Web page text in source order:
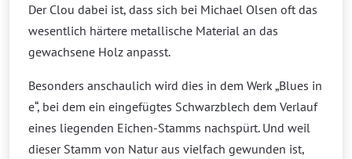
Der Clou dabei ist, dass sich bei Michael Olsen oft das
wesentlich härtere metallische Material an das
gewachsene Holz anpasst.
Besonders anschaulich wird dies in dem Werk „Blues in
e“, bei dem ein eingefügtes Schwarzblech dem Verlauf
eines liegenden Eichen-Stamms nachspürt. Und weil
dieser Stamm von Natur aus vielfach gewunden ist,